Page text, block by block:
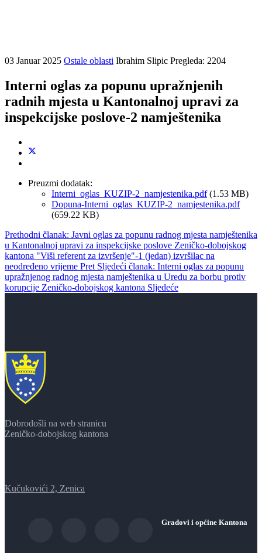
03 Januar 2025 Ostale oblasti Ibrahim Slipic Pregleda: 2204
Interni oglas za popunu upražnjenih
radnih mjesta u Kantonalnoj upravi za
inspekcijske poslove-2 namještenika
Preuzmi dodatak:
Interni_oglas_KUZIP-2_namjestenika.pdf(1.53 MB)
Dopuna-Interni_oglas_KUZIP-2_namjestenika.pdf
(659.22 KB)
Prethodni članak: Javni oglas za popunu radnog mjesta namještenika
u Kantonalnoj upravi za inspekcijske poslove Zeničko-dobojskog
kantona "Viši referent za izvršenje"-1 (jedan) izvršilac na
neodređeno vrijeme Pret Sljedeći članak: Interni oglas za popunu
upražnjenog radnog mjesta namještenika u Uredu za borbu protiv
korupcije Zeničko-dobojskog kantona Sljedeće
Dobrodošli na web stranicu
Zeničko-dobojskog kantona
Kučukovići 2, Zenica
Gradovi i općine Kantona